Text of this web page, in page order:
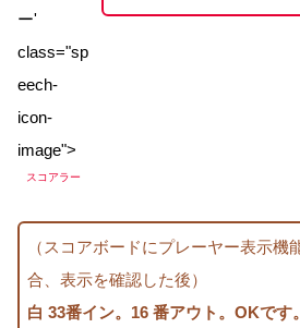
ー'
class="sp
eech-
icon-
image">
スコアラー
（スコアボードにプレーヤー表示機
合、表示を確認した後）
白 33番イン。16 番アウト。OKです。